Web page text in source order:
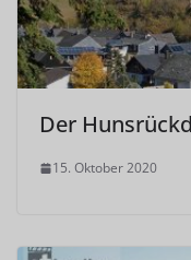
Der
15. Oktober 2020